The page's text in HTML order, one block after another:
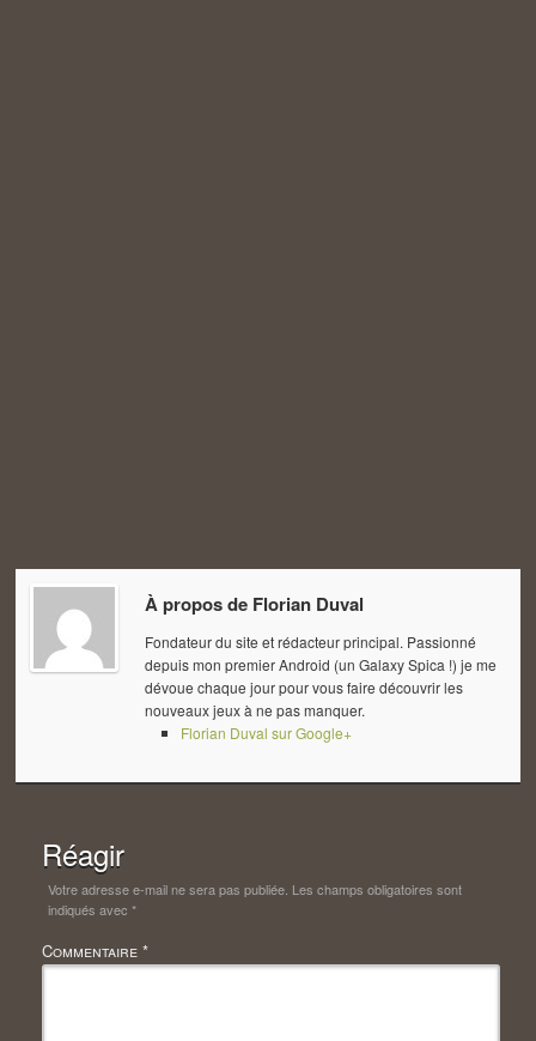
À propos de Florian Duval
Fondateur du site et rédacteur principal. Passionné
depuis mon premier Android (un Galaxy Spica !) je me
dévoue chaque jour pour vous faire découvrir les
nouveaux jeux à ne pas manquer.
Florian Duval sur Google+
Réagir
Votre adresse e-mail ne sera pas publiée. Les champs obligatoires sont
indiqués avec *
Commentaire *